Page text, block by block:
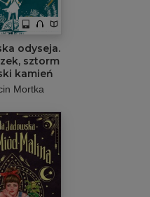
odyseja.
sztorm
kamień
Mortka